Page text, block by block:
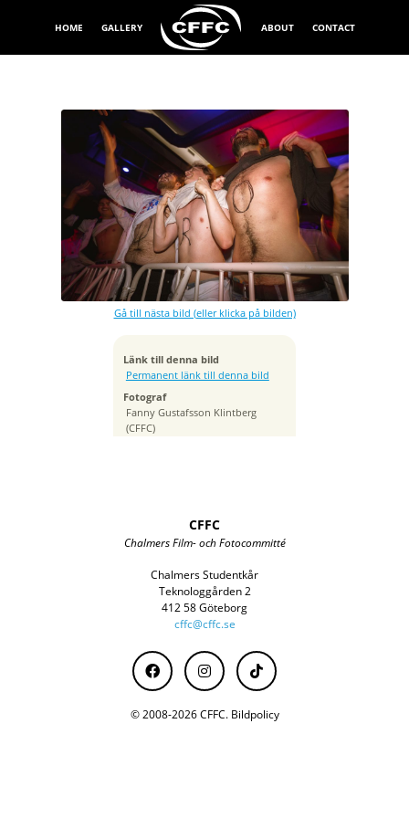
HOME GALLERY ABOUT CONTACT
Gå till nästa bild (eller klicka på bilden)
Länk till denna bild
Permanent länk till denna bild
Fotograf
Fanny Gustafsson Klintberg
(CFFC)
Exponeringstid
1/20 sek
Bländare
f/3.5
Kamera
Canon EOS R5
ISO
Brännvidd
19 mm
CFFC
Chalmers Film- och Fotocommitté
Chalmers Studentkår
Teknologgården 2
412 58 Göteborg
cffc@cffc.se
© 2008-2026 CFFC. Bildpolicy